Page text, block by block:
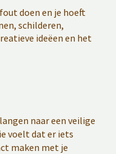
doen en je hoeft
schilderen,
ideëen en het
naar een veilige
voelt dat er iets
maken met je